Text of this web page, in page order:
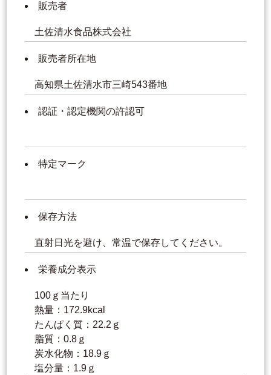
販売者
土佐清水食品株式会社
販売者所在地
高知県土佐清水市三崎543番地
認証・認定機関の許認可
特定マーク
保存方法
直射日光を避け、常温で保存してください。
栄養成分表示
100ｇ当たり
熱量：172.9kcal
たんぱく質：22.2ｇ
脂質：0.8ｇ
炭水化物：18.9ｇ
塩分量：1.9ｇ